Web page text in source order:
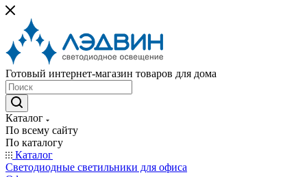
Готовый интернет-магазин товаров для дома
Каталог
По всему сайту
По каталогу
Каталог
Светодиодные светильники для офиса